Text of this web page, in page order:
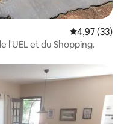
Note
4,97 (33)
l'UEL et du Shopping.